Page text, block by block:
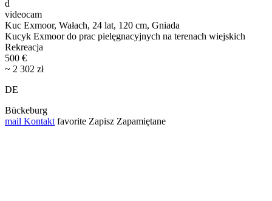
d
videocam
Kuc Exmoor, Wałach, 24 lat, 120 cm, Gniada
Kucyk Exmoor do prac pielęgnacyjnych na terenach wiejskich
Rekreacja
500 €
~ 2 302 zł
DE
Bückeburg
mail Kontakt favorite Zapisz Zapamiętane